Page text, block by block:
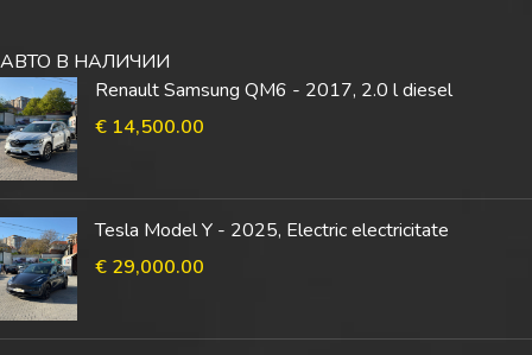
АВТО В НАЛИЧИИ
Renault Samsung QM6 - 2017, 2.0 l diesel
€ 14,500.00
Tesla Model Y - 2025, Electric electricitate
€ 29,000.00